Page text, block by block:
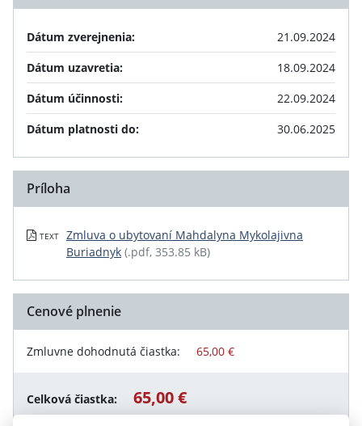
Dátum zverejnenia:
21.09.2024
Dátum uzavretia:
18.09.2024
Dátum účinnosti:
22.09.2024
Dátum platnosti do:
30.06.2025
Príloha
TEXT
Zmluva o ubytovaní Mahdalyna Mykolajivna
Buriadnyk (.pdf, 353.85 kB)
Cenové plnenie
Zmluvne dohodnutá čiastka: 65,00 €
Celková čiastka: 65,00 €